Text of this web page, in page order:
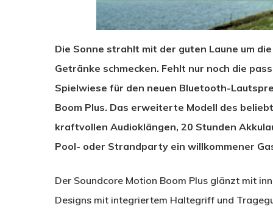
Drücken Sie Enter zum Suchen oder ESC zum
Die Sonne strahlt mit der guten Laune um
Getränke schmecken. Fehlt nur noch die
Spielwiese für den neuen Bluetooth-
Boom Plus. Das erweiterte Modell des
kraftvollen Audioklängen, 20 Stunden
Pool- oder Strandparty ein willkommener
Der Soundcore Motion Boom Plus glänzt mit
Designs mit integriertem Haltegriff und